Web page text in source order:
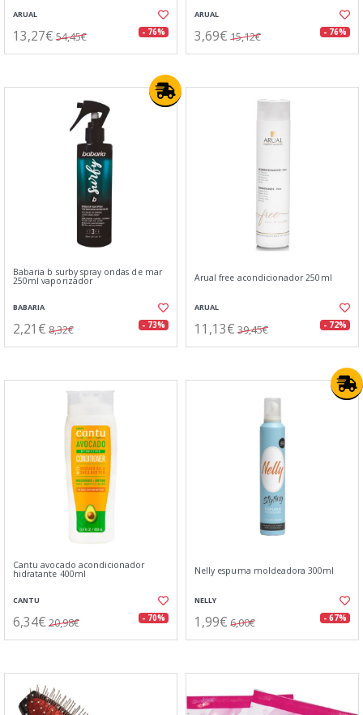
ARUAL
13,27€ 54,45€ - 76%
ARUAL
3,69€ 15,12€ - 76%
Babaria b surby spray ondas de mar
250ml vaporizador
BABARIA
2,21€ 8,32€ - 73%
Arual free acondicionador 250ml
ARUAL
11,13€ 39,45€ - 72%
Cantu avocado acondicionador
hidratante 400ml
CANTU
6,34€ 20,98€ - 70%
Nelly espuma moldeadora 300ml
NELLY
1,99€ 6,00€ - 67%